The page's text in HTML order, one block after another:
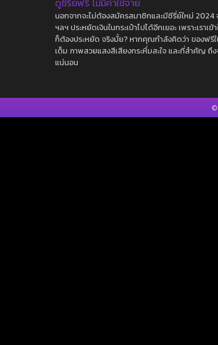
นอกจากจะไม่ต้องสมัครสมาชิกและมีซีรี่ย์ใหม่
ฯลฯ ประหยัดเงินในกระเป๋าไปได้อีกเยอะ เพราะเร
ก็ต้องประหยัด จริงมั้ย? หากคุณกำลังคิดว่า ของฟ
เต็ม ภาพสวยแสงสีเสียงกระหึ่มสะใจ และที่สำคัญ
แน่นอน
©